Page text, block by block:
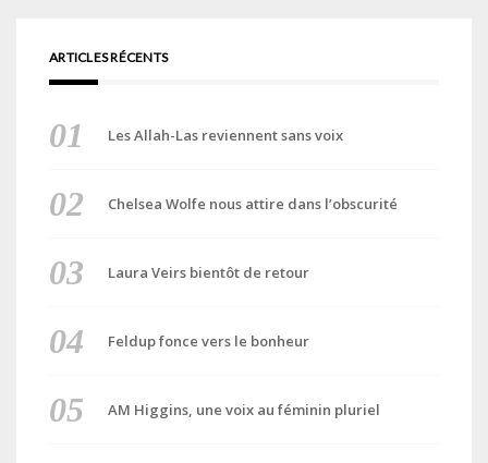
ARTICLES RÉCENTS
Les Allah-Las reviennent sans voix
Chelsea Wolfe nous attire dans l’obscurité
Laura Veirs bientôt de retour
Feldup fonce vers le bonheur
AM Higgins, une voix au féminin pluriel